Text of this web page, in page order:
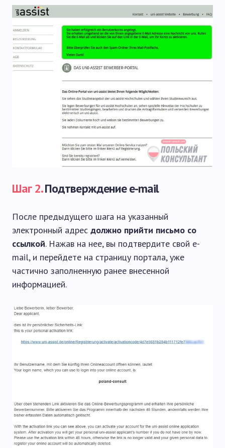
Шаг 2.Подтверждение e-mail
После предыдущего шага на указанный
электронный адрес должно прийти письмо со
ссылкой. Нажав на нее, вы подтвердите свой e-
mail, и перейдете на страницу портала, уже
частично заполненную ранее внесенной
информацией.